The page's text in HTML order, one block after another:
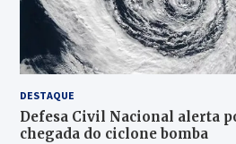
DESTAQUE
Defesa Civil Nacional alerta
chegada do ciclone bomba